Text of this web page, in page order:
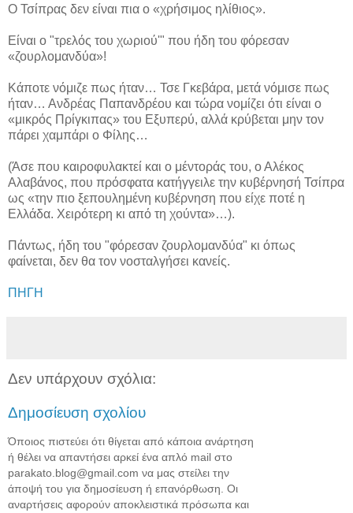
Ο Τσίπρας δεν είναι πια ο «χρήσιμος ηλίθιος».
Είναι ο "τρελός του χωριού'" που ήδη του φόρεσαν
«ζουρλομανδύα»!
Κάποτε νόμιζε πως ήταν… Τσε Γκεβάρα, μετά νόμισε πως
ήταν… Ανδρέας Παπανδρέου και τώρα νομίζει ότι είναι ο
«μικρός Πρίγκιπας» του Εξυπερύ, αλλά κρύβεται μην τον
πάρει χαμπάρι ο Φίλης…
(Άσε που καιροφυλακτεί και ο μέντοράς του, ο Αλέκος
Αλαβάνος, που πρόσφατα κατήγγειλε την κυβέρνησή Τσίπρα
ως «την πιο ξεπουλημένη κυβέρνηση που είχε ποτέ η
Ελλάδα. Χειρότερη κι από τη χούντα»…).
Πάντως, ήδη του "φόρεσαν ζουρλομανδύα" κι όπως
φαίνεται, δεν θα τον νοσταλγήσει κανείς.
ΠΗΓΗ
Δεν υπάρχουν σχόλια:
Δημοσίευση σχολίου
Όποιος πιστεύει ότι θίγεται από κάποια ανάρτηση
ή θέλει να απαντήσει αρκεί ένα απλό mail στο
parakato.blog@gmail.com να μας στείλει την
άποψή του για δημοσίευση ή επανόρθωση. Οι
αναρτήσεις αφορούν αποκλειστικά πρόσωπα και